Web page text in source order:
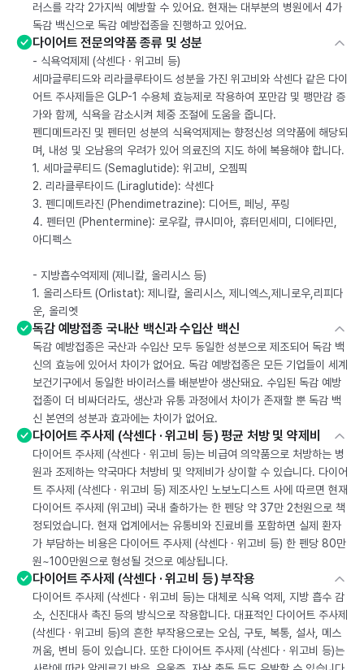
러스를 각각 2가지씩 예방할 수 있어요. 현재는 대부분의 병원에서 4가
독감 백신으로 독감 예방접종을 진행하고 있어요.
다이어트 전문의약품 종류 및 성분
- 식욕억제제 (삭센다 · 위고비 등)
세마글루티드와 리라클루타이드 성분을 가진 위고비와 삭센다 같은 다이
어트 주사제들은 GLP-1 수용체 효능제로 작용하여 포만감 및 팽만감 증
가와 함께, 식욕을 감소시켜 체중 조절에 도움을 줍니다.
펜디메트라진 및 펜터민 성분의 식욕억제제는 향정신성 의약품에 해당되
며, 내성 및 오남용의 우려가 있어 의료진의 지도 하에 복용해야 합니다.
1. 세마글루티드 (Semaglutide): 위고비, 오젬픽
2. 리라클루타이드 (Liraglutide): 삭센다
3. 펜디메트라진 (Phendimetrazine): 디어트, 페닝, 푸링
4. 펜터민 (Phentermine): 로우칼, 큐시미아, 휴터민세미, 디에타민,
아디펙스
- 지방흡수억제제 (제니칼, 올리시스 등)
1. 올리스타트 (Orlistat): 제니칼, 올리시스, 제니엑스,제니로우,리피다
운, 올리엣
독감 예방접종 국내산 백신과 수입산 백신
독감 예방접종은 국산과 수입산 모두 동일한 성분으로 제조되어 독감 백
신의 효능에 있어서 차이가 없어요. 독감 예방접종은 모든 기업들이 세계
보건기구에서 동일한 바이러스를 배분받아 생산돼요. 수입된 독감 예방
접종이 더 비싸더라도, 생산과 유통 과정에서 차이가 존재할 뿐 독감 백
신 본연의 성분과 효과에는 차이가 없어요.
다이어트 주사제 (삭센다 · 위고비 등) 평균 처방 및 약제비
다이어트 주사제 (삭센다 · 위고비 등)는 비급여 의약품으로 처방하는 병
원과 조제하는 약국마다 처방비 및 약제비가 상이할 수 있습니다. 다이어
트 주사제 (삭센다 · 위고비 등) 제조사인 노보노디스트 사에 따르면 현재
다이어트 주사제 (위고비) 국내 출하가는 한 펜당 약 37만 2천원으로 책
정되었습니다. 현재 업계에서는 유통비와 진료비를 포함하면 실제 환자
가 부담하는 비용은 다이어트 주사제 (삭센다 · 위고비 등) 한 펜당 80만
원~100만원으로 형성될 것으로 예상됩니다.
다이어트 주사제 (삭센다 · 위고비 등) 부작용
다이어트 주사제 (삭센다 · 위고비 등)는 대체로 식욕 억제, 지방 흡수 감
소, 신진대사 촉진 등의 방식으로 작용합니다. 대표적인 다이어트 주사제
(삭센다 · 위고비 등)의 흔한 부작용으로는 오심, 구토, 복통, 설사, 메스
꺼움, 변비 등이 있습니다. 또한 다이어트 주사제 (삭센다 · 위고비 등)는